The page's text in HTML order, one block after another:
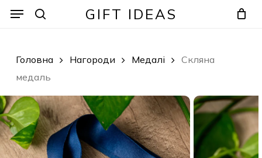
GIFT IDEAS
Menu
Головна Нагороди Медалі
Скляна
медаль
Menu